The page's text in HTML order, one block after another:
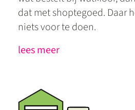
dat met shoptegoed. Daar
niets voor te doen.
lees meer